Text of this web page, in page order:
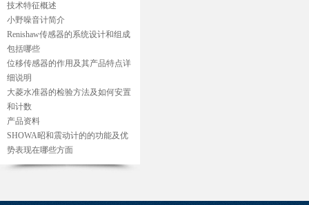
技术特征概述
小野噪音计简介
Renishaw传感器的系统设计和组成
包括哪些
位移传感器的作用及其产品特点详
细说明
大菱水准器的检验方法及如何安置
和计数
产品资料
SHOWA昭和震动计的的功能及优
势表现在哪些方面